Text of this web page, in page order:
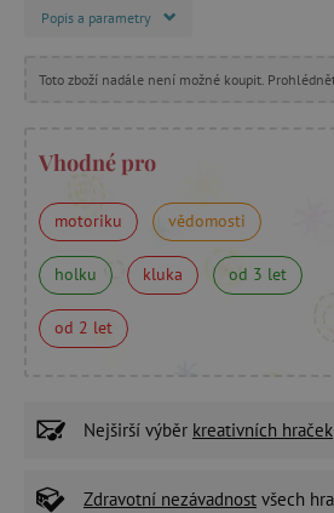
Popis a parametry
Toto zboží nadále není možné koupit.
Vhodné pro
motoriku vědomosti
holku kluka od 3 let
od 2 let
Nejširší výběr kreativních hraček
Zdravotní nezávadnost všech